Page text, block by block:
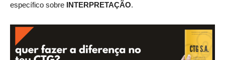
específico sobre INTERPRETAÇÃO.